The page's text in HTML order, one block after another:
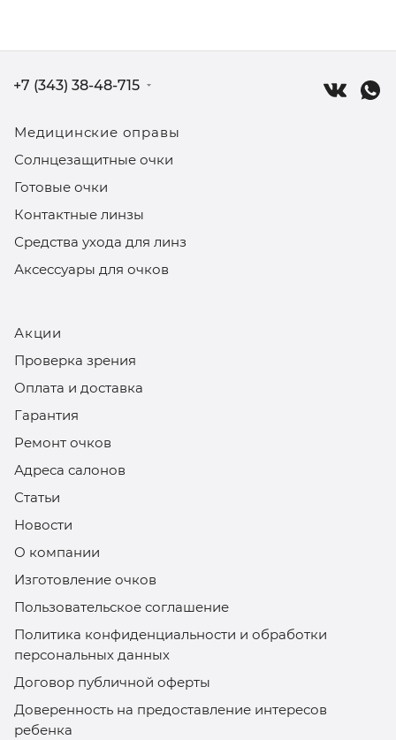
Медицинские оправы
Солнцезащитные очки
Готовые очки
Контактные линзы
Средства ухода для линз
Аксессуары для очков
Акции
Проверка зрения
Оплата и доставка
Гарантия
Ремонт очков
Адреса салонов
Статьи
Новости
О компании
Изготовление очков
Пользовательское соглашение
Политика конфиденциальности и обработки
персональных данных
Договор публичной оферты
Доверенность на предоставление интересов
ребенка
+7 (343) 38-48-715